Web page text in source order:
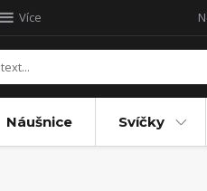
Více
Náušnice Svíčky